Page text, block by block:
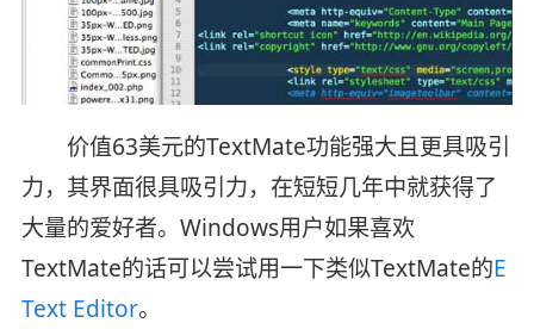
价值63美元的TextMate功能强大且更具吸引
力，其界面很具吸引力，在短短几年中就获得了
大量的爱好者。Windows用户如果喜欢
TextMate的话可以尝试用一下类似TextMate的E
Text Editor。